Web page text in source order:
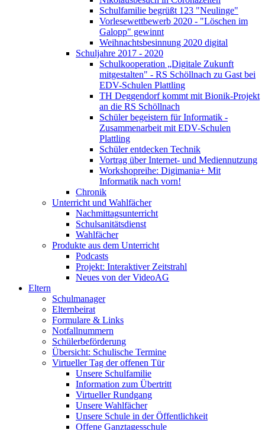
Schulfamilie begrüßt 123 "Neulinge"
Vorlesewettbewerb 2020 - "Löschen im
Galopp" gewinnt
Weihnachtsbesinnung 2020 digital
Schuljahre 2017 - 2020
Schulkooperation „Digitale Zukunft
mitgestalten" - RS Schöllnach zu Gast bei
EDV-Schulen Plattling
TH Deggendorf kommt mit Bionik-Projekt
an die RS Schöllnach
Schüler begeistern für Informatik -
Zusammenarbeit mit EDV-Schulen
Plattling
Schüler entdecken Technik
Vortrag über Internet- und Mediennutzung
Workshopreihe: Digimania+ Mit
Informatik nach vorn!
Chronik
Unterricht und Wahlfächer
Nachmittagsunterricht
Schulsanitätsdienst
Wahlfächer
Produkte aus dem Unterricht
Podcasts
Projekt: Interaktiver Zeitstrahl
Neues von der VideoAG
Eltern
Schulmanager
Elternbeirat
Formulare & Links
Notfallnummern
Schülerbeförderung
Übersicht: Schulische Termine
Virtueller Tag der offenen Tür
Unsere Schulfamilie
Information zum Übertritt
Virtueller Rundgang
Unsere Wahlfächer
Unsere Schule in der Öffentlichkeit
Offene Ganztagesschule